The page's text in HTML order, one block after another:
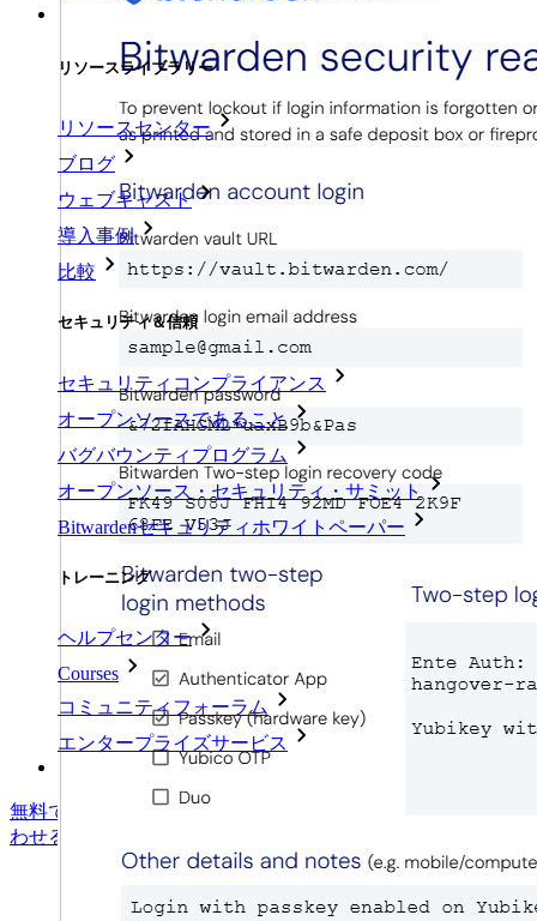
リソースライブラリー
リソースセンター
ブログ
ウェブキャスト
導入事例
比較
セキュリティ＆信頼
セキュリティコンプライアンス
オープンソースであること
バグバウンティプログラム
オープンソース・セキュリティ・サミット
Bitwardenセキュリティホワイトペーパー
トレーニング
ヘルプセンター
Courses
コミュニティフォーラム
エンタープライズサービス
無料で始める 無料で始める
わせる